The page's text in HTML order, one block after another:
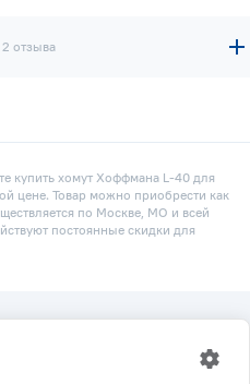
2 отзыва
купить хомут Хоффмана L-40 для
цене. Товар можно приобрести как
по Москве, МО и всей
постоянные скидки для